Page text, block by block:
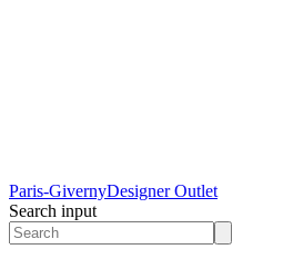
Paris-GivernyDesigner Outlet
Search input